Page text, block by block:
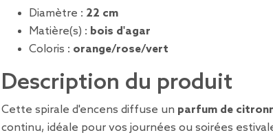
Diamètre : 22 cm
Matière(s) : bois d'agar
Coloris : orange/rose/vert
Description du produit
Cette spirale d'encens diffuse un parfum de
continu, idéale pour vos journées ou soirées